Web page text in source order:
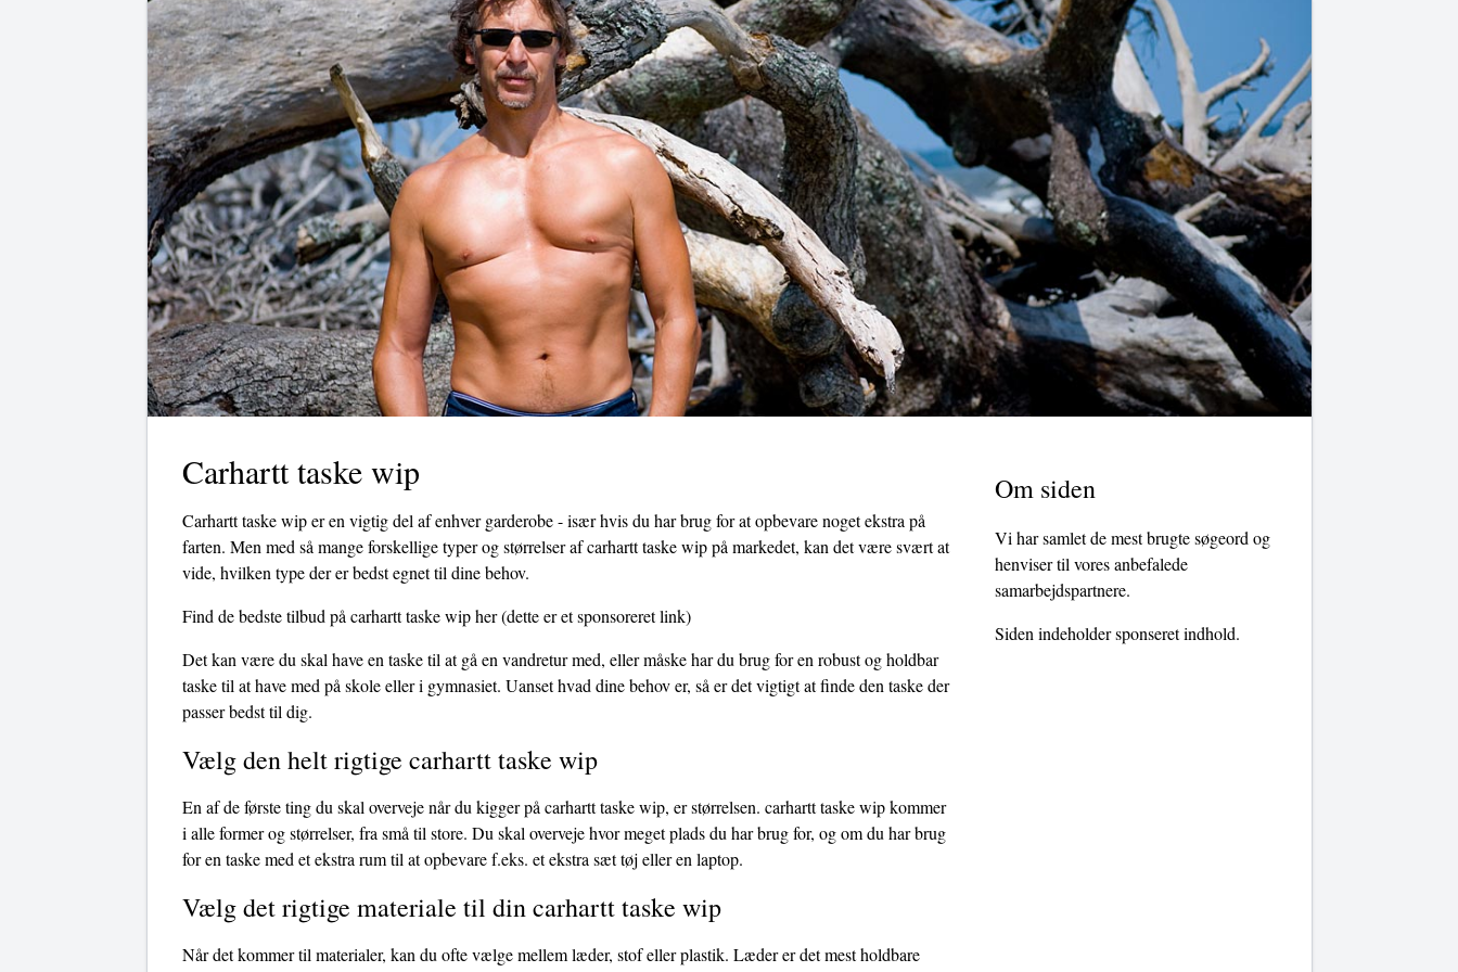
Carhartt taske wip
Carhartt taske wip er en vigtig del af enhver garderobe - især hvis du har brug for at opbevare noget ekstra på
farten. Men med så mange forskellige typer og størrelser af carhartt taske wip på markedet, kan det være svært at
vide, hvilken type der er bedst egnet til dine behov.
Find de bedste tilbud på carhartt taske wip her(dette er et sponsoreret link)
Det kan være du skal have en taske til at gå en vandretur med, eller måske har du brug for en robust og holdbar
taske til at have med på skole eller i gymnasiet. Uanset hvad dine behov er, så er det vigtigt at finde den taske der
passer bedst til dig.
Vælg den helt rigtige carhartt taske wip
En af de første ting du skal overveje når du kigger på carhartt taske wip, er størrelsen. carhartt taske wip kommer
i alle former og størrelser, fra små til store. Du skal overveje hvor meget plads du har brug for, og om du har brug
for en taske med et ekstra rum til at opbevare f.eks. et ekstra sæt tøj eller en laptop.
Vælg det rigtige materiale til din carhartt taske wip
Når det kommer til materialer, kan du ofte vælge mellem læder, stof eller plastik. Læder er det mest holdbare
Om siden
Vi har samlet de mest brugte søgeord og
henviser til vores anbefalede
samarbejdspartnere.
Siden indeholder sponseret indhold.